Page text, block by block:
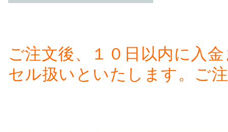
ご注文後、１０日以内に入
セル扱いといたします。ご